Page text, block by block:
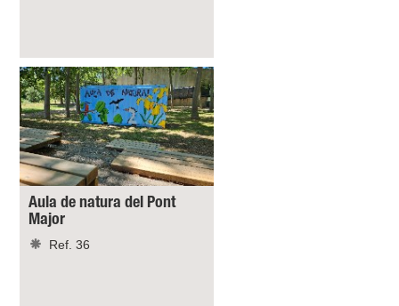
Aula de natura del Pont
Major
Ref. 36